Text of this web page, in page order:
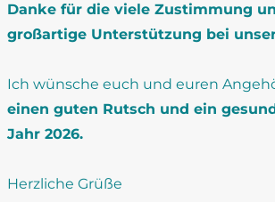
Danke für die viele Zustimmung
großartige Unterstützung bei
Ich wünsche euch und euren
einen guten Rutsch und ein
Jahr 2026.
Herzliche Grüße